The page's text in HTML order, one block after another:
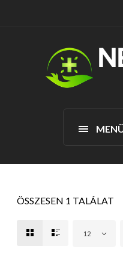
ÖSSZESEN 1 TALÁLAT
12